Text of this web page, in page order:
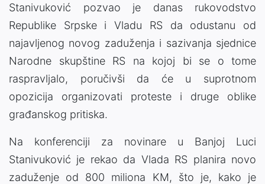
Stanivuković pozvao je danas rukovodstvo
Republike Srpske i Vladu RS da odustanu od
najavljenog novog zaduženja i sazivanja sjednice
Narodne skupštine RS na kojoj bi se o tome
raspravljalo, poručivši da će u suprotnom
opozicija organizovati proteste i druge oblike
građanskog pritiska.
Na konferenciji za novinare u Banjoj Luci
Stanivuković je rekao da Vlada RS planira novo
zaduženje od 800 miliona KM, što je, kako je